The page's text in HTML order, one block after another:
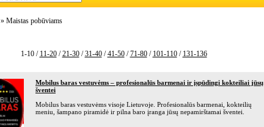
» Maistas pobūviams
1-10 / 11-20/21-30/31-40/41-50/71-80/ 101-110/ 131-136
Mobilus baras vestuvėms – profesionalūs barmenai ir įspūdingi kokteiliai jūsų
šventei
Mobilus baras vestuvėms visoje Lietuvoje. Profesionalūs barmenai, kokteilių
meniu, šampano piramidė ir pilna baro įranga jūsų nepamirštamai šventei.